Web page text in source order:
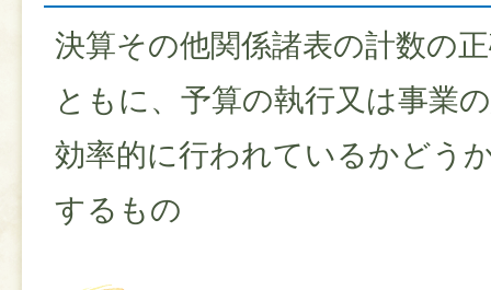
決算その他関係諸表の計数の
ともに、予算の執行又は事業
効率的に行われているかどう
するもの